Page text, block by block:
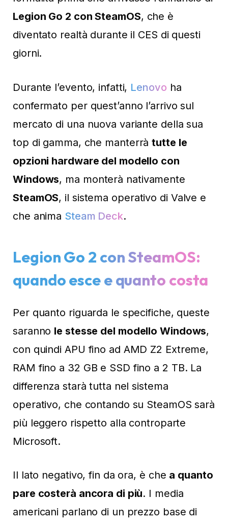
Legion Go 2 con SteamOS, che è
diventato realtà durante il CES di questi
giorni.
Durante l’evento, infatti, Lenovo ha
confermato per quest’anno l’arrivo sul
mercato di una nuova variante della sua
top di gamma, che manterràtutte le
opzioni hardware del modello con
Windows, ma monterà nativamente
SteamOS, il sistema operativo di Valve e
che anima Steam Deck.
Legion Go 2 con SteamOS:
quando esce e quanto costa
Per quanto riguarda le specifiche, queste
saranno le stesse del modello Windows,
con quindi APU fino ad AMD Z2 Extreme,
RAM fino a 32 GB e SSD fino a 2 TB. La
differenza starà tutta nel sistema
operativo, che contando su SteamOS sarà
più leggero rispetto alla controparte
Microsoft.
Il lato negativo, fin da ora, è che a quanto
pare costerà ancora di più. I media
americani parlano di un prezzo base di